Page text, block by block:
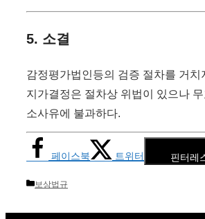
5. 소결
감정평가법인등의 검증 절차를 거치
지가결정은 절차상 위법이 있으나
소사유에 불과하다.
페이스북 트위터 핀터레
카
고
보상법규